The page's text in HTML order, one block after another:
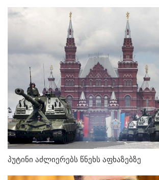
პუტინი აძლიერებს წნეხს აფხაზებზე